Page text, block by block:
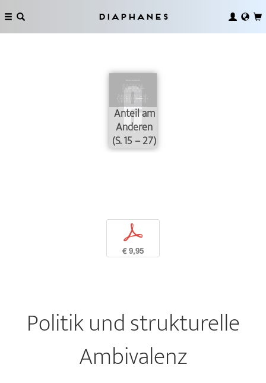
Diaphanes
Anteil am
Anderen
(S. 15 – 27)
p
€ 9,95
Politik und strukturelle
Ambivalenz